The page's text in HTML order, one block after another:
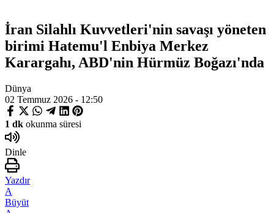
İran Silahlı Kuvvetleri'nin savaşı yöneten
birimi Hatemu'l Enbiya Merkez
Karargahı, ABD'nin Hürmüz Boğazı'nda
Dünya
02 Temmuz 2026 - 12:50
1 dk okunma süresi
Dinle
Yazdır
A
Büyüt